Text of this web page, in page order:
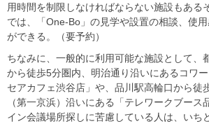
用時間を制限しなければならない施設もある
では、「One-Bo」の見学や設置の相談、使
ができる。（要予約）
ちなみに、一般的に利用可能な施設として、
から徒歩5分圏内、明治通り沿いにあるコワ
セアカフェ渋谷店」や、品川駅高輪口から徒
（第一京浜）沿いにある「テレワークブース
イン会議場所探しに苦慮している人は、いち